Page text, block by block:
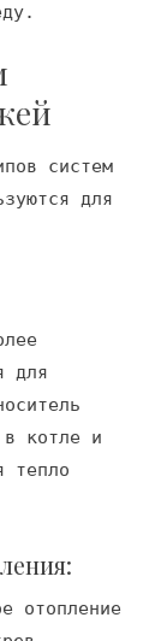
систем
для
для
в котле и
тепло
отопление